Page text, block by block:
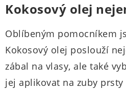
Kokosový olej
Oblíbeným pomocníkem
Kokosový olej poslouží
zábal na vlasy, ale také
jej aplikovat na zuby